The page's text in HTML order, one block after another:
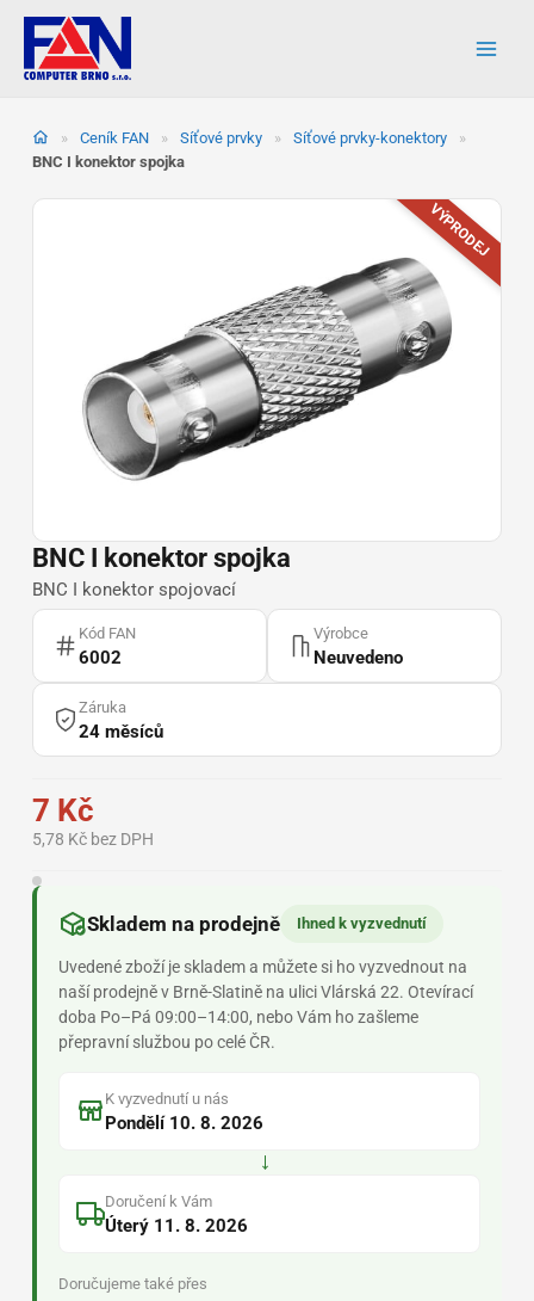
obsah
» Ceník FAN » Síťové prvky » Síťové prvky-konektory
»
BNC I konektor spojka
VÝPRODEJ
BNC I konektor spojka
BNC I konektor spojovací
Kód FAN
6002
Výrobce
Neuvedeno
Záruka
24 měsíců
7 Kč
5,78 Kč bez DPH
Skladem na prodejně Ihned k vyzvednutí
Uvedené zboží je skladem a můžete si ho vyzvednout na
naší prodejně v Brně-Slatině na ulici Vlárská 22. Otevírací
doba Po–Pá 09:00–14:00, nebo Vám ho zašleme
přepravní službou po celé ČR.
K vyzvednutí u nás
Pondělí 10. 8. 2026
→
Doručení k Vám
Úterý 11. 8. 2026
Doručujeme také přes